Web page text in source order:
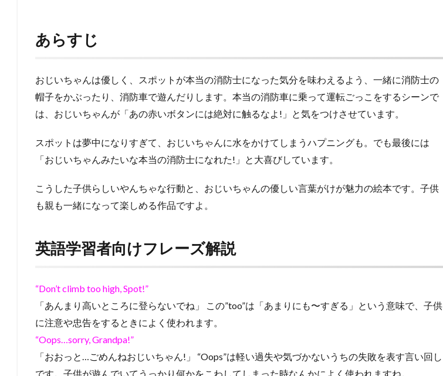
あらすじ
おじいちゃんは優しく、スポットが本当の消防士になった気分を味わえるよう、一緒に消防士の
帽子をかぶったり、消防車で遊んだりします。本当の消防車に乗って運転ごっこをするシーンで
は、おじいちゃんが「あの赤いボタンには絶対に触るなよ!」と気をつけさせています。
スポットは夢中になりすぎて、おじいちゃんに水をかけてしまうハプニングも。でも最後には
「おじいちゃんみたいな本当の消防士になれた!」と大喜びしています。
こうした子供らしいやんちゃな行動と、おじいちゃんの優しい言葉がけが魅力の絵本です。子供
も親も一緒になって楽しめる作品ですよ。
英語学習者向けフレーズ解説
“Don’t climb too high, Spot!”
「あんまり高いところに登らないでね」 この”too”は「あまりにも〜すぎる」という意味で、子供
に注意や忠告をするときによく使われます。
“Oops…sorry, Grandpa!”
「おおっと…ごめんねおじいちゃん!」 “Oops”は軽い過失や気づかないうちの失敗を表す言い回し
です。子供が遊んでいてうっかり何かをこわしてしまった時なんかによく使われますね。